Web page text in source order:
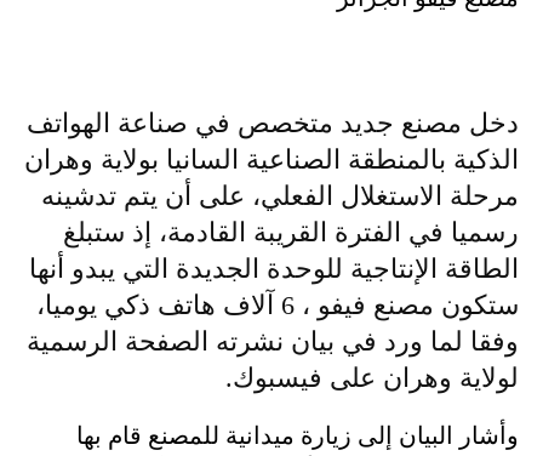
دخل مصنع جديد متخصص في صناعة الهواتف
الذكية بالمنطقة الصناعية السانيا بولاية وهران
مرحلة الاستغلال الفعلي، على أن يتم تدشينه
رسميا في الفترة القريبة القادمة، إذ ستبلغ
الطاقة الإنتاجية للوحدة الجديدة التي يبدو أنها
ستكون مصنع فيفو ، 6 آلاف هاتف ذكي يوميا،
وفقا لما ورد في بيان نشرته الصفحة الرسمية
لولاية وهران على فيسبوك.
وأشار البيان إلى زيارة ميدانية للمصنع قام بها